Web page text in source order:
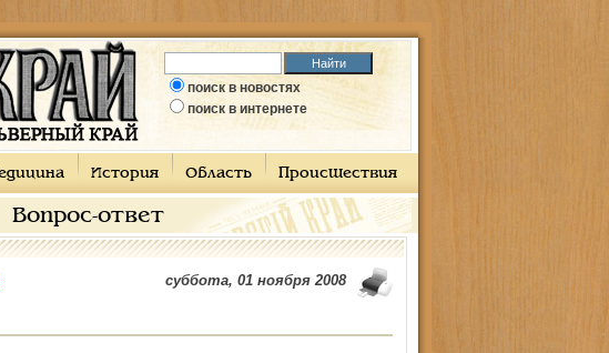
поиск в новостях
поиск в интернете
История Область Происшествия
Вопрос-ответ
суббота, 01 ноября 2008